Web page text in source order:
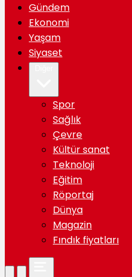
Gündem
Ekonomi
Yaşam
Siyaset
Spor
Sağlık
Çevre
Kültür sanat
Teknoloji
Eğitim
Röportaj
Dünya
Magazin
Fındık fiyatları